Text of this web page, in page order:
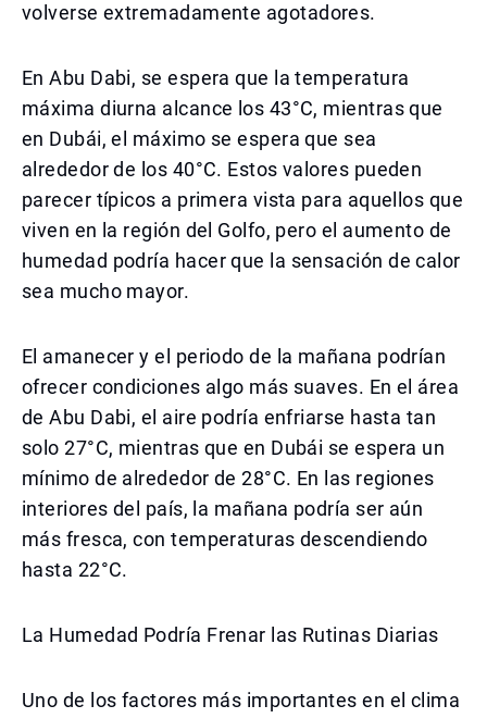
volverse extremadamente agotadores.
En Abu Dabi, se espera que la temperatura
máxima diurna alcance los 43°C, mientras que
en Dubái, el máximo se espera que sea
alrededor de los 40°C. Estos valores pueden
parecer típicos a primera vista para aquellos que
viven en la región del Golfo, pero el aumento de
humedad podría hacer que la sensación de calor
sea mucho mayor.
El amanecer y el periodo de la mañana podrían
ofrecer condiciones algo más suaves. En el área
de Abu Dabi, el aire podría enfriarse hasta tan
solo 27°C, mientras que en Dubái se espera un
mínimo de alrededor de 28°C. En las regiones
interiores del país, la mañana podría ser aún
más fresca, con temperaturas descendiendo
hasta 22°C.
La Humedad Podría Frenar las Rutinas Diarias
Uno de los factores más importantes en el clima